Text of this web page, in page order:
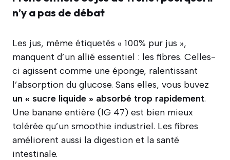
n’y a pas de débat
Les jus, même étiquetés « 100% pur jus »,
manquent d’un allié essentiel : les fibres. Celles-
ci agissent comme une éponge, ralentissant
l’absorption du glucose. Sans elles, vous buvez
un « sucre liquide » absorbé trop rapidement.
Une banane entière (IG 47) est bien mieux
tolérée qu’un smoothie industriel. Les fibres
améliorent aussi la digestion et la santé
intestinale.